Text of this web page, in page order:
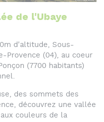
de l'Ubaye
d'altitude, Sous-
Provence (04), au coeur
(7700 habitants)
des sommets des
découvrez une vallée
couleurs de la